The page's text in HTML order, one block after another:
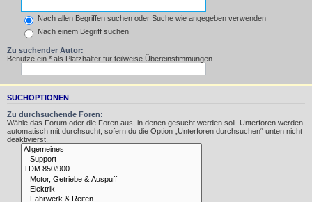
Nach allen Begriffen suchen oder Suche wie angegeben verwenden
Nach einem Begriff suchen
Zu suchender Autor:
Benutze ein * als Platzhalter für teilweise Übereinstimmungen.
SUCHOPTIONEN
Zu durchsuchende Foren:
Wähle das Forum oder die Foren aus, in denen gesucht werden soll. Unterforen werden
automatisch mit durchsucht, sofern du die Option „Unterforen durchsuchen“ unten nicht
deaktivierst.